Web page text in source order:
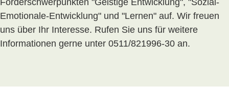
Emotionale-Entwicklung" und "Lernen" auf. Wir freuen
uns über Ihr Interesse. Rufen Sie uns für weitere
Informationen gerne unter 0511/821996-30 an.